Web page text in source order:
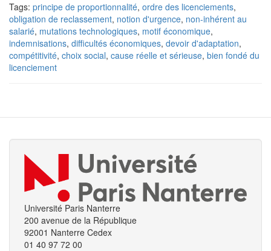
Tags: principe de proportionnalité, ordre des licenciements,
obligation de reclassement, notion d'urgence, non-inhérent au
salarié, mutations technologiques, motif économique,
indemnisations, difficultés économiques, devoir d'adaptation,
compétitivité, choix social, cause réelle et sérieuse, bien fondé du
licenciement
Université Paris Nanterre
200 avenue de la République
92001 Nanterre Cedex
01 40 97 72 00